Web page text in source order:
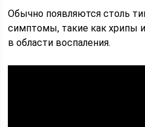
Обычно появляются столь
симптомы, такие как хрипы
в области воспаления.